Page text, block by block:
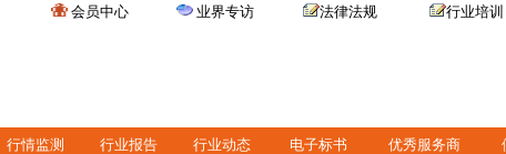
会员中心 业界专访 法律法规 行业培训
行情监测 行业报告 行业动态 电子标书 优秀服务商